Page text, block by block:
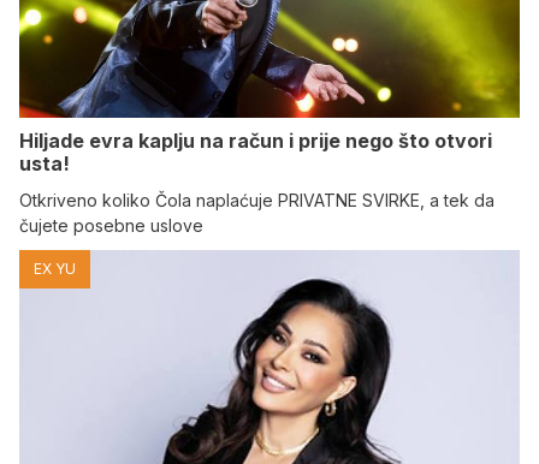
Hiljade evra kaplju na račun i prije nego što otvori
usta!
Otkriveno koliko Čola naplaćuje PRIVATNE SVIRKE, a tek da
čujete posebne uslove
EX YU